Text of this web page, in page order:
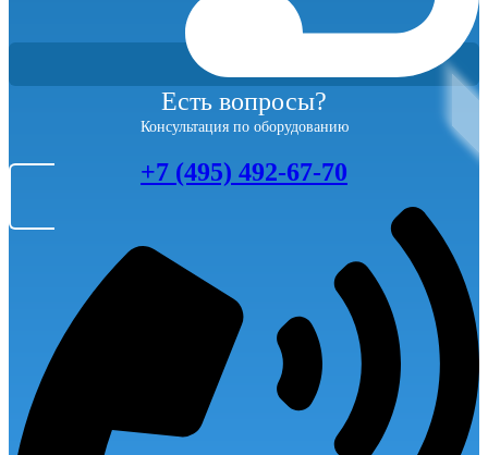
Есть вопросы?
Консультация по оборудованию
+7 (495) 492-67-70